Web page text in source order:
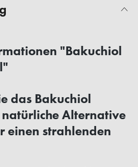
"Bakuchiol
das Bakuchiol
natürliche Alternative
einen strahlenden